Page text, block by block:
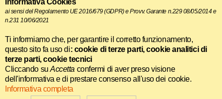
>Realizzazione Siti Web Itala-
Informativa Cookies
ai sensi del Regolamento UE 2016/679 (GDPR) e Provv. Garante n.229 08/05/2014 e
n.231 10/06/2021
Ti informiamo che, per garantire il corretto funzionamento,
questo sito fa uso di: cookie di terze parti, cookie analitici di
terze parti, cookie tecnici
Cliccando suAccetta confermi di aver preso visione
dell'informativa e di prestare consenso all'uso dei cookie.
Informativa completa